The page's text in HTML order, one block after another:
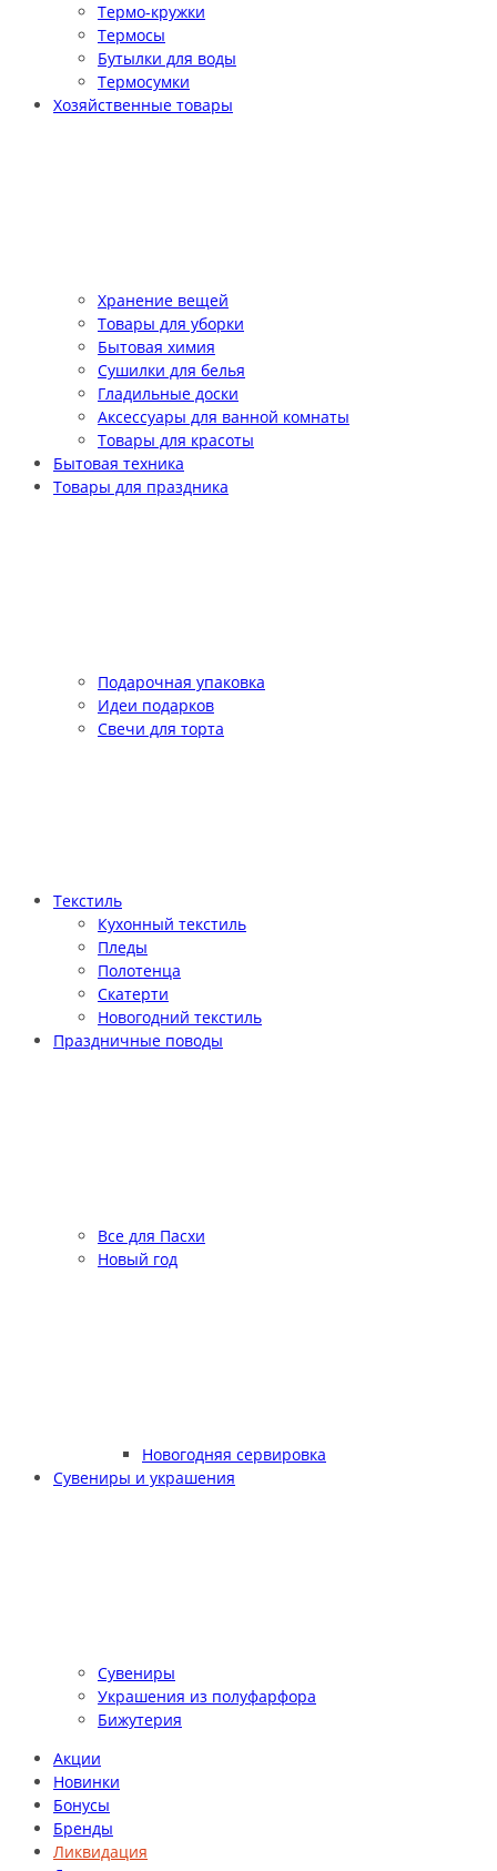
Термо-кружки
Термосы
Бутылки для воды
Термосумки
Хозяйственные товары
Хранение вещей
Товары для уборки
Бытовая химия
Сушилки для белья
Гладильные доски
Аксессуары для ванной комнаты
Товары для красоты
Бытовая техника
Товары для праздника
Подарочная упаковка
Идеи подарков
Свечи для торта
Текстиль
Кухонный текстиль
Пледы
Полотенца
Скатерти
Новогодний текстиль
Праздничные поводы
Все для Пасхи
Новый год
Новогодняя сервировка
Сувениры и украшения
Сувениры
Украшения из полуфарфора
Бижутерия
Акции
Новинки
Бонусы
Бренды
Ликвидация